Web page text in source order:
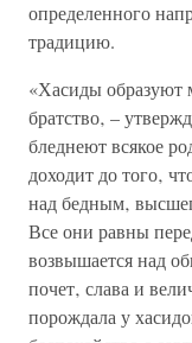
определенного
традицию.
«Хасиды образуют
братство‚ –
бледнеют всякое
доходит до того‚
над бедным‚
Все они равны
возвышается над
почет‚ слава и
порождала у